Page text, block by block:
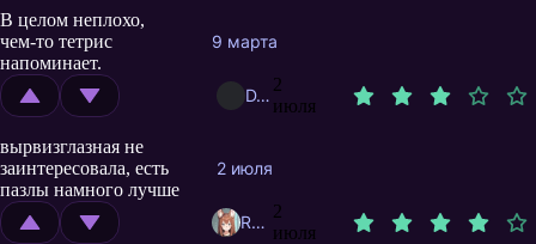
В целом неплохо,
чем-то тетрис
напоминает.
9 марта
D.GrosseSchlange
2
июля
вырвизглазная не
заинтересовала, есть
пазлы намного лучше
2 июля
Ryumashka
2
июля